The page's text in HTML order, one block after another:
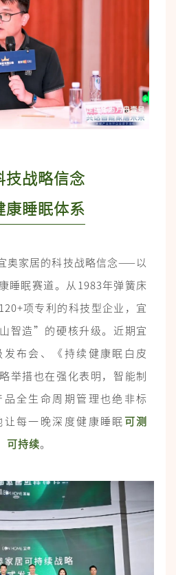
技战略信念
康睡眠体系
奥家居的科技战略信念——以
睡眠赛道。从1983年弹簧床
项专利的科技型企业，宜
智造”的硬核升级。近期宜
布会、《持续健康眠白皮
举措也在强化表明，智能制
全生命周期管理也绝非标
每一晚深度健康睡眠可测
可持续。